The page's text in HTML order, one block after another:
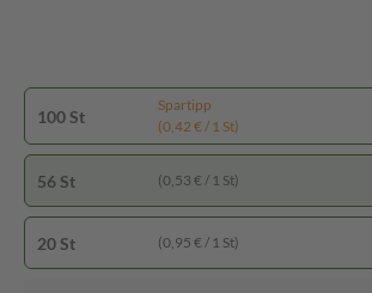
100 St
Spartipp
(0,42 € / 1 St)
56 St (0,53 € / 1 St)
20 St (0,95 € / 1 St)